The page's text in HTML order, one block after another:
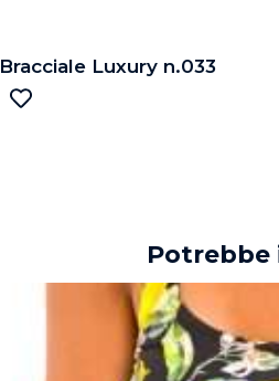
Bracciale Luxury n.033
Potrebbe